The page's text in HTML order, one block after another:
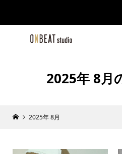
2025年 8月
2025年 8月